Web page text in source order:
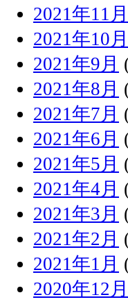
2021年11月
2021年10月
2021年9月
2021年8月
2021年7月
2021年6月
2021年5月
2021年4月
2021年3月
2021年2月
2021年1月
2020年12月